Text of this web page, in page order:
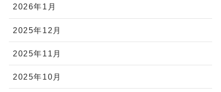
2026年1月
2025年12月
2025年11月
2025年10月